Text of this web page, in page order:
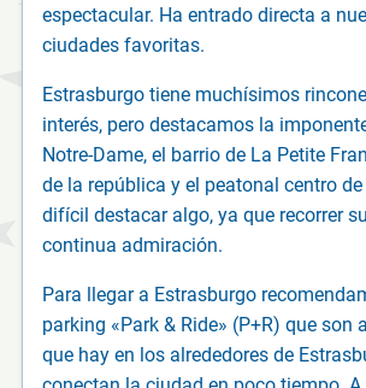
espectacular. Ha entrado directa a
ciudades favoritas.
Estrasburgo tiene muchísimos
interés, pero destacamos la
Notre-Dame, el barrio de La Petite
de la república y el peatonal centro
difícil destacar algo, ya que recorrer
continua admiración.
Para llegar a Estrasburgo
parking «Park & Ride» (P+R) que son
que hay en los alrededores de